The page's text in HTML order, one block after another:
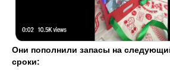
Они пополнили запасы на
сроки: